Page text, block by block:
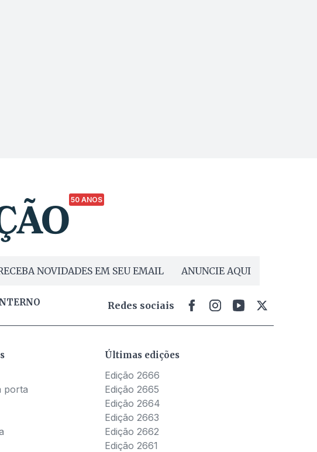
50 ANOS
NOVIDADES EM SEU EMAIL ANUNCIE AQUI
Redes sociais
porta
Últimas edições
Edição 2666
Edição 2665
Edição 2664
Edição 2663
Edição 2662
Edição 2661